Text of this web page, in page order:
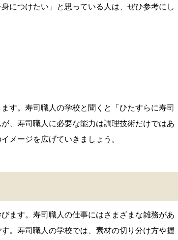
につけたい」と思っている人は、ぜひ参考にし
す。寿司職人の学校と聞くと「ひたすらに寿司
、寿司職人に必要な能力は調理技術だけではあ
メージを広げていきましょう。
ます。寿司職人の仕事にはさまざまな雑務があ
。寿司職人の学校では、素材の切り分け方や握